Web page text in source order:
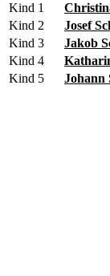
Kind 1
Kind 2
Josef
Kind 3
Jakob
Kind 4
Kind 5
Johann